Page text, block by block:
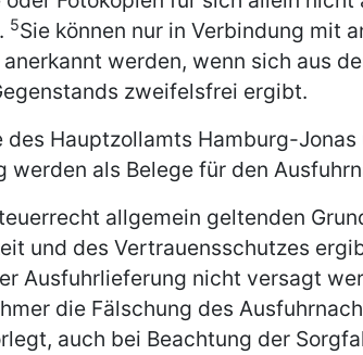
5Sie können nur in Verbindung mit
werden, wenn sich aus
zweifelsfrei ergibt.
des Hauptzollamts Hamburg-Jonas
werden als Belege für den
allgemein geltenden
und des Vertrauensschutzes
Ausfuhrlieferung nicht versagt
die Fälschung des
auch bei Beachtung der